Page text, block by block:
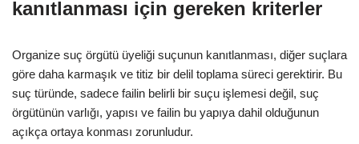
kanıtlanması için gereken kriterler
Organize suç örgütü üyeliği suçunun kanıtlanması, diğer suçlara
göre daha karmaşık ve titiz bir delil toplama süreci gerektirir. Bu
suç türünde, sadece failin belirli bir suçu işlemesi değil, suç
örgütünün varlığı, yapısı ve failin bu yapıya dahil olduğunun
açıkça ortaya konması zorunludur.